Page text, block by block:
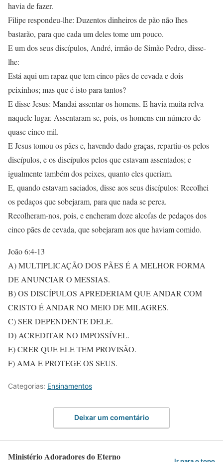
havia de fazer.
Filipe respondeu-lhe: Duzentos dinheiros de pão não lhes
bastarão, para que cada um deles tome um pouco.
E um dos seus discípulos, André, irmão de Simão Pedro, disse-
lhe:
Está aqui um rapaz que tem cinco pães de cevada e dois
peixinhos; mas que é isto para tantos?
E disse Jesus: Mandai assentar os homens. E havia muita relva
naquele lugar. Assentaram-se, pois, os homens em número de
quase cinco mil.
E Jesus tomou os pães e, havendo dado graças, repartiu-os pelos
discípulos, e os discípulos pelos que estavam assentados; e
igualmente também dos peixes, quanto eles queriam.
E, quando estavam saciados, disse aos seus discípulos: Recolhei
os pedaços que sobejaram, para que nada se perca.
Recolheram-nos, pois, e encheram doze alcofas de pedaços dos
cinco pães de cevada, que sobejaram aos que haviam comido.
João 6:4-13
A) MULTIPLICAÇÃO DOS PÃES É A MELHOR FORMA
DE ANUNCIAR O MESSIAS.
B) OS DISCÍPULOS APREDERIAM QUE ANDAR COM
CRISTO É ANDAR NO MEIO DE MILAGRES.
C) SER DEPENDENTE DELE.
D) ACREDITAR NO IMPOSSÍVEL.
E) CRER QUE ELE TEM PROVISÃO.
F) AMA E PROTEGE OS SEUS.
Categorias: Ensinamentos
Deixar um comentário
Ministério Adoradores do Eterno